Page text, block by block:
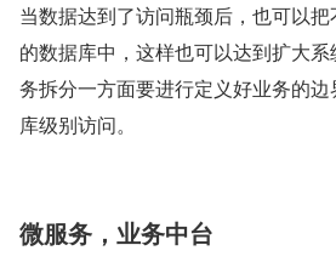
当数据达到了访问瓶颈后，也可以
的数据库中，这样也可以达到扩大
务拆分一方面要进行定义好业务的
库级别访问。
微服务，业务中台